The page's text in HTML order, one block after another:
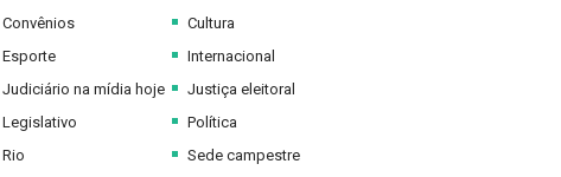
Convênios
Esporte
Judiciário na mídia hoje
Legislativo
Rio
Cultura
Internacional
Justiça eleitoral
Política
Sede campestre